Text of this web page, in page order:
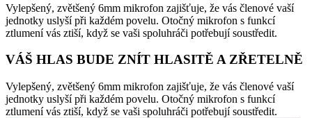
Vylepšený, zvětšený 6mm mikrofon zajišťuje, že vás členové vaší
jednotky uslyší při každém povelu. Otočný mikrofon s funkcí
ztlumení vás ztiší, když se vaši spoluhráči potřebují soustředit.
VÁŠ HLAS BUDE ZNÍT HLASITĚ A ZŘETELNĚ
Vylepšený, zvětšený 6mm mikrofon zajišťuje, že vás členové vaší
jednotky uslyší při každém povelu. Otočný mikrofon s funkcí
ztlumení vás ztiší, když se vaši spoluhráči potřebují soustředit.